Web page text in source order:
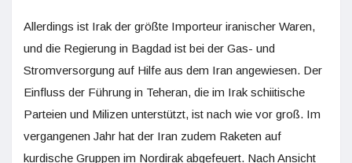
Allerdings ist Irak der größte Importeur iranischer Waren,
und die Regierung in Bagdad ist bei der Gas- und
Stromversorgung auf Hilfe aus dem Iran angewiesen. Der
Einfluss der Führung in Teheran, die im Irak schiitische
Parteien und Milizen unterstützt, ist nach wie vor groß. Im
vergangenen Jahr hat der Iran zudem Raketen auf
kurdische Gruppen im Nordirak abgefeuert. Nach Ansicht